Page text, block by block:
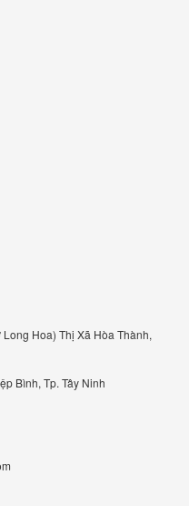
Hoa) Thị Xã Hòa Thành,
Bình, Tp. Tây Ninh